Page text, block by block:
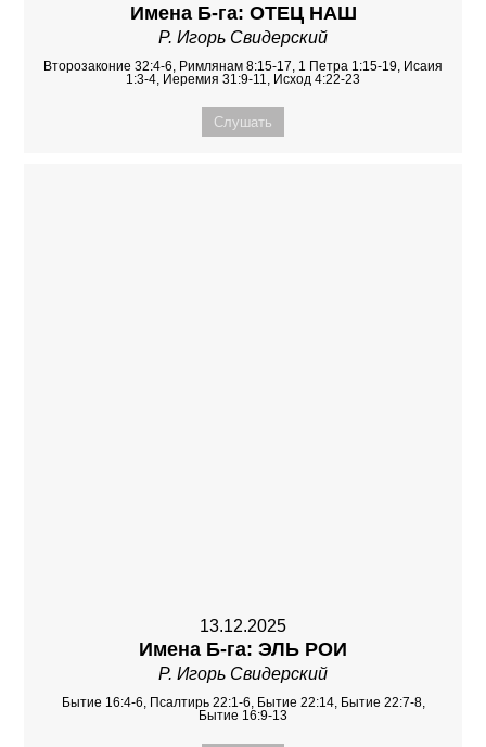
Имена Б-га: ОТЕЦ НАШ
Р. Игорь Свидерский
Второзаконие 32:4-6, Римлянам 8:15-17, 1 Петра 1:15-19, Исаия
1:3-4, Иеремия 31:9-11, Исход 4:22-23
Слушать
13.12.2025
Имена Б-га: ЭЛЬ РОИ
Р. Игорь Свидерский
Бытие 16:4-6, Псалтирь 22:1-6, Бытие 22:14, Бытие 22:7-8,
Бытие 16:9-13